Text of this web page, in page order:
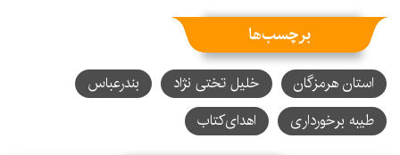
برچسب‌ها
استان هرمزگان خلیل تختی نژاد
بندرعباس
طیبه برخورداری
اهدای‌کتاب